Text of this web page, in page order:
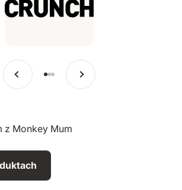
Poprzedni
Przejdź do pozycji 1
Przejdź do pozycji 2
Przejdź do pozycji 3
z Monkey Mum